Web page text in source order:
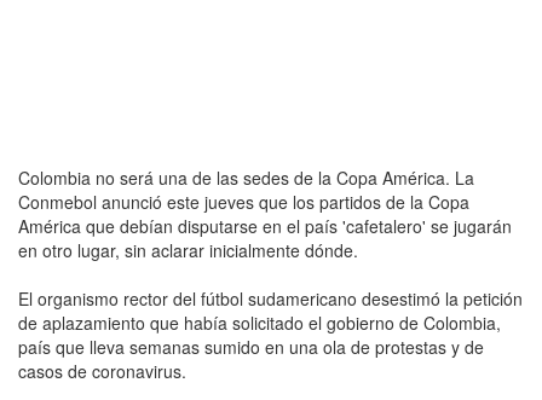
Colombia no será una de las sedes de la Copa América. La
Conmebol anunció este jueves que los partidos de la Copa
América que debían disputarse en el país 'cafetalero' se jugarán
en otro lugar, sin aclarar inicialmente dónde.
El organismo rector del fútbol sudamericano desestimó la petición
de aplazamiento que había solicitado el gobierno de Colombia,
país que lleva semanas sumido en una ola de protestas y de
casos de coronavirus.